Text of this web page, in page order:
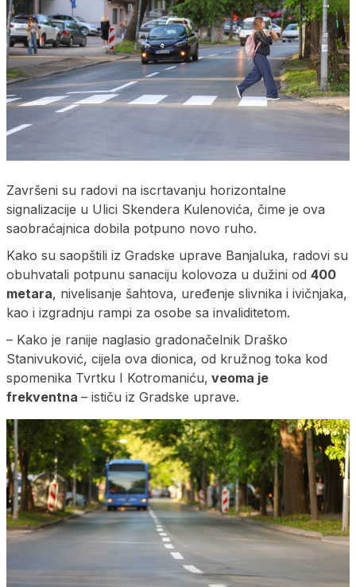
Završeni su radovi na iscrtavanju horizontalne
signalizacije u Ulici Skendera Kulenovića, čime je ova
saobraćajnica dobila potpuno novo ruho.
Kako su saopštili iz Gradske uprave Banjaluka, radovi su
obuhvatali potpunu sanaciju kolovoza u dužini od 400
metara, nivelisanje šahtova, uređenje slivnika i ivičnjaka,
kao i izgradnju rampi za osobe sa invaliditetom.
– Kako je ranije naglasio gradonačelnik Draško
Stanivuković, cijela ova dionica, od kružnog toka kod
spomenika Tvrtku I Kotromaniću, veoma je
frekventna – ističu iz Gradske uprave.